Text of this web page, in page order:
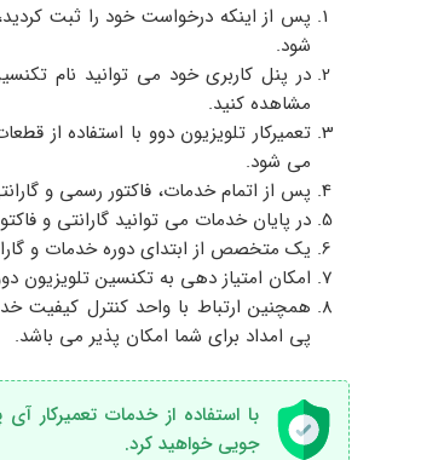
پس از اینکه درخواست خود را ثبت
شود.
در پنل کاربری خود می توانید نام
مشاهده کنید.
تعمیرکار تلویزیون دوو با استفاده از
می شود.
پس از اتمام خدمات، فاکتور رسمی و گارانتی شرکتی 3 الی 12 ماه به
در پایان خدمات می توانید گارانتی و
یک متخصص از ابتدای دوره خدمات و
امکان امتیاز دهی به تکنسین تلویزیون
همچنین ارتباط با واحد کنترل کیفیت
پی امداد برای شما امکان پذیر می باشد.
جویی خواهید کرد.